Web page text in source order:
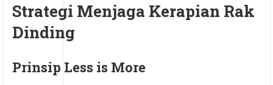
Strategi Menjaga Kerapian Rak
Dinding
Prinsip Less is More